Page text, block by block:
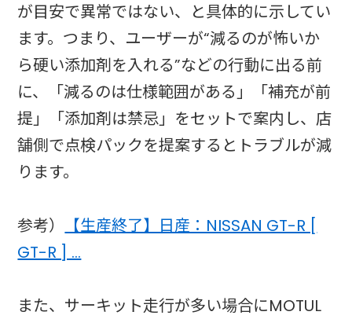
が目安で異常ではない、と具体的に示してい
ます。つまり、ユーザーが“減るのが怖いか
ら硬い添加剤を入れる”などの行動に出る前
に、「減るのは仕様範囲がある」「補充が前
提」「添加剤は禁忌」をセットで案内し、店
舗側で点検パックを提案するとトラブルが減
ります。
参考）
【生産終了】日産：NISSAN GT-R [
GT-R ] …
また、サーキット走行が多い場合にMOTUL